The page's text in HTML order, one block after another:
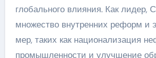
глобального влияния. Как лидер,
множество внутренних реформ и
мер, таких как национализация
промышленности и улучшение